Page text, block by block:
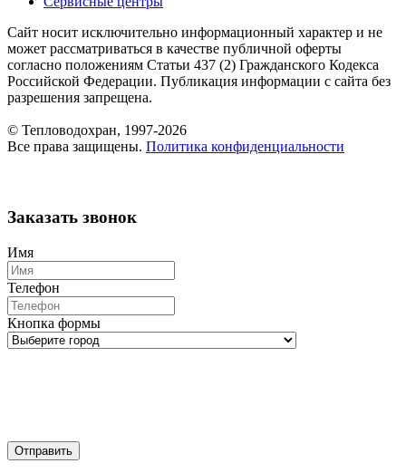
Сайт носит исключительно информационный характер и не
может рассматриваться в качестве публичной оферты
согласно положениям Статьи 437 (2) Гражданского Кодекса
Российской Федерации. Публикация информации с сайта без
разрешения запрещена.
© Тепловодохран, 1997-2026
Все права защищены. Политика конфиденциальности
Заказать звонок
Имя
Телефон
Кнопка формы
Отправить